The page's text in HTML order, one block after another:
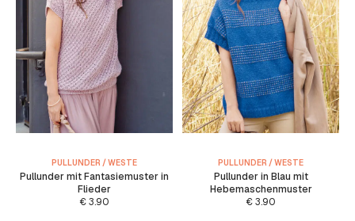
PULLUNDER / WESTE
Pullunder mit Fantasiemuster in
Flieder
€3.90
PULLUNDER / WESTE
Pullunder in Blau mit
Hebemaschenmuster
€3.90